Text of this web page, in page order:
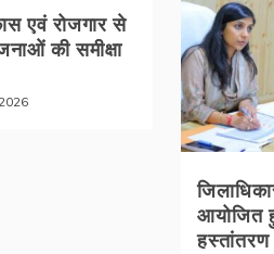
एवं रोजगार से
की समीक्षा
आयोजित